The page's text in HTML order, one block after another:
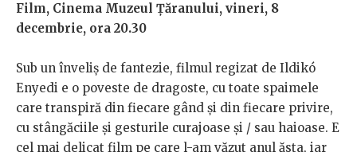
Film, Cinema Muzeul Țăranului, vineri, 8
decembrie, ora 20.30
Sub un înveliș de fantezie, filmul regizat de Ildikó
Enyedi e o poveste de dragoste, cu toate spaimele
care transpiră din fiecare gând și din fiecare privire,
cu stângăciile și gesturile curajoase și / sau haioase. E
cel mai delicat film pe care l-am văzut anul ăsta, iar